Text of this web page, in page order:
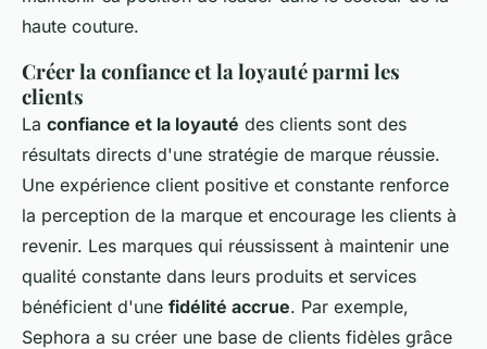
haute couture.
Créer la confiance et la loyauté parmi les
clients
La confiance et la loyauté des clients sont des
résultats directs d'une stratégie de marque réussie.
Une expérience client positive et constante renforce
la perception de la marque et encourage les clients à
revenir. Les marques qui réussissent à maintenir une
qualité constante dans leurs produits et services
bénéficient d'une fidélité accrue. Par exemple,
Sephora a su créer une base de clients fidèles grâce